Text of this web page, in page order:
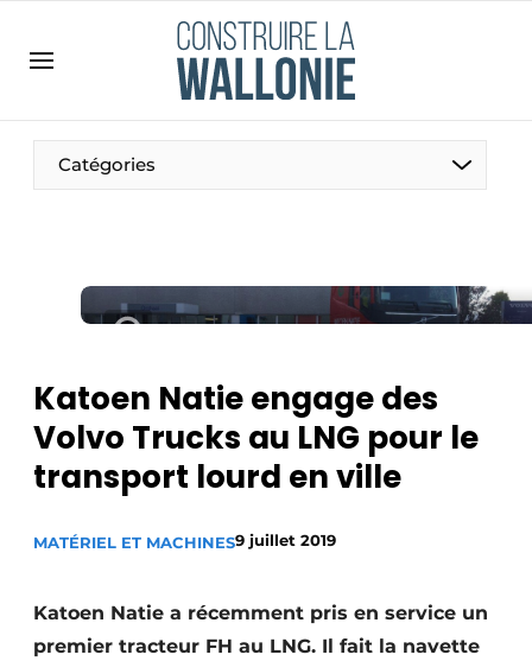
Emploi
Enregistrer une offre d’emploi
Meest gelezen
Podcasts
Privacy / Cookie statement
S’inscrire à l’événement
Catégories
Katoen Natie engage des
Volvo Trucks au LNG pour le
transport lourd en ville
MATÉRIEL ET MACHINES9 juillet 2019
Katoen Natie a récemment pris en service un
premier tracteur FH au LNG. Il fait la navette